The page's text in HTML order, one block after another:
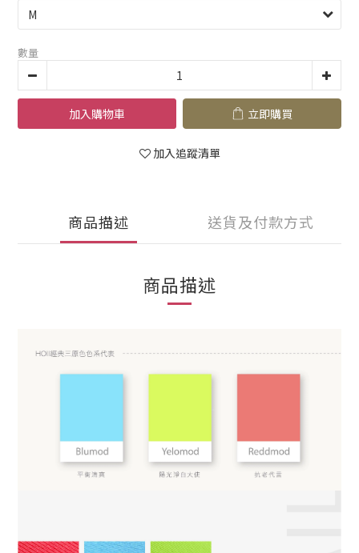
數量
加入購物車 立即購買
加入追蹤清單
商品描述 送貨及付款方式
商品描述